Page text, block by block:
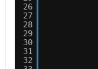
26
27
28
29
30
31
32